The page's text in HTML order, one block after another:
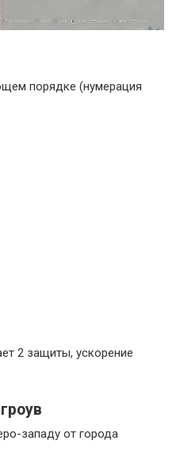
порядке (нумерация
2 защиты, ускорение
западу от города